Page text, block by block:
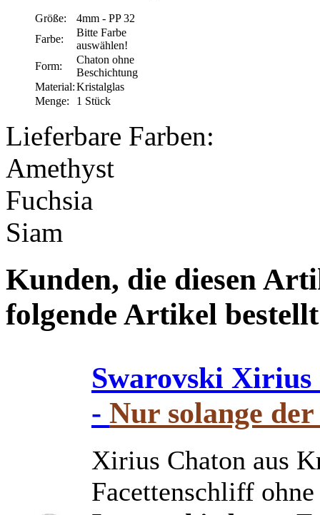
Größe:
4mm - PP 32
Farbe:
Bitte Farbe
auswählen!
Form:
Chaton ohne
Beschichtung
Material:Kristalglas
Menge:
1 Stück
Lieferbare Farben:
Amethyst
Fuchsia
Siam
Kunden, die diesen
folgende Artikel
Swarovski Xirius
- Nur solange
Xirius Chaton aus
Facettenschliff ohne